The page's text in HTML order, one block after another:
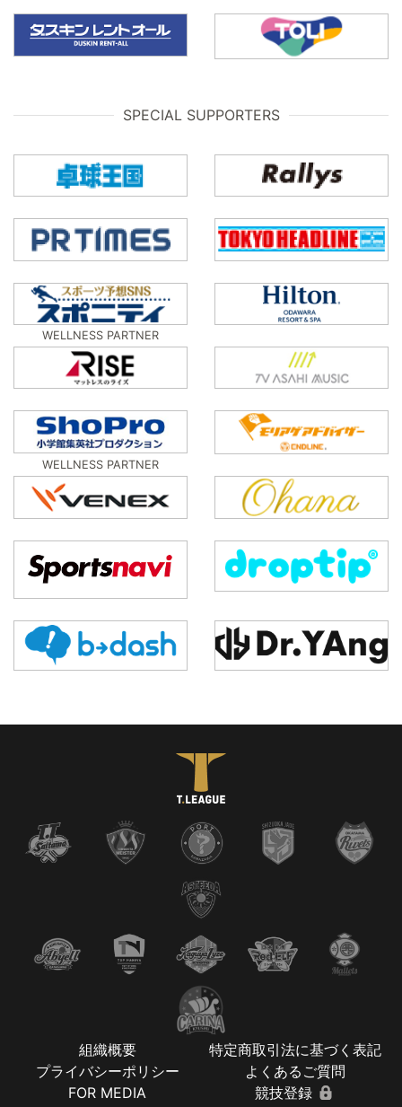
SPECIAL SUPPORTERS
WELLNESS PARTNER
WELLNESS PARTNER
組織概要
特定商取引法に基づく表記
プライバシーポリシー
よくあるご質問
FOR MEDIA
競技登録